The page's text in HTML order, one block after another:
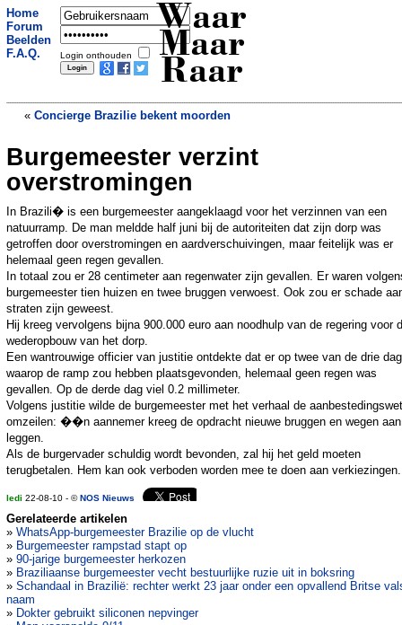
Home
Forum
Beelden
F.A.Q.
Login onthouden
Waar
Maar
Raar
« Concierge Brazilie bekent moorden
Chinees zonder armen verrast jury
Burgemeester verzint
overstromingen
In Brazili� is een burgemeester aangeklaagd voor het verzinnen van een
natuurramp. De man meldde half juni bij de autoriteiten dat zijn dorp was
getroffen door overstromingen en aardverschuivingen, maar feitelijk was er
helemaal geen regen gevallen.
In totaal zou er 28 centimeter aan regenwater zijn gevallen. Er waren
burgemeester tien huizen en twee bruggen verwoest. Ook zou er schade
straten zijn geweest.
Hij kreeg vervolgens bijna 900.000 euro aan noodhulp van de regering voor
wederopbouw van het dorp.
Een wantrouwige officier van justitie ontdekte dat er op twee van de drie
waarop de ramp zou hebben plaatsgevonden, helemaal geen regen was
gevallen. Op de derde dag viel 0.2 millimeter.
Volgens justitie wilde de burgemeester met het verhaal de
omzeilen: ��n aannemer kreeg de opdracht nieuwe bruggen en wegen
leggen.
Als de burgervader schuldig wordt bevonden, zal hij het geld moeten
terugbetalen. Hem kan ook verboden worden mee te doen aan verkiezingen.
ledi 22-08-10 - ©NOS Nieuws
Gerelateerde artikelen
» WhatsApp-burgemeester Brazilie op de vlucht
» Burgemeester rampstad stapt op
» 90-jarige burgemeester herkozen
» Braziliaanse burgemeester vecht bestuurlijke ruzie uit in boksring
» Schandaal in Brazilië: rechter werkt 23 jaar onder een opvallend Britse
naam
» Dokter gebruikt siliconen nepvinger